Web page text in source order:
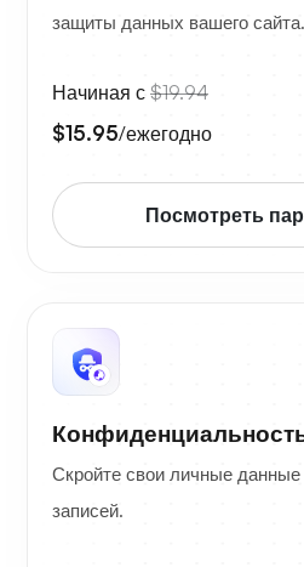
защиты данных вашего сайта.
Начиная с $19.94
$15.95/ежегодно
Посмотреть
Скройте свои личные
записей.